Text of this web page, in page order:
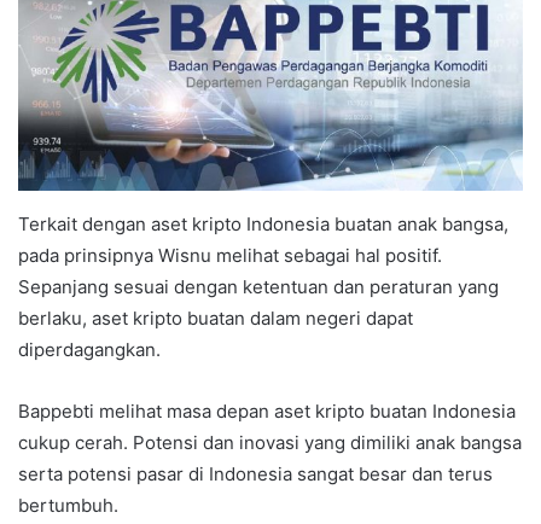
Terkait dengan aset kripto Indonesia buatan anak bangsa,
pada prinsipnya Wisnu melihat sebagai hal positif.
Sepanjang sesuai dengan ketentuan dan peraturan yang
berlaku, aset kripto buatan dalam negeri dapat
diperdagangkan.
Bappebti melihat masa depan aset kripto buatan Indonesia
cukup cerah. Potensi dan inovasi yang dimiliki anak bangsa
serta potensi pasar di Indonesia sangat besar dan terus
bertumbuh.